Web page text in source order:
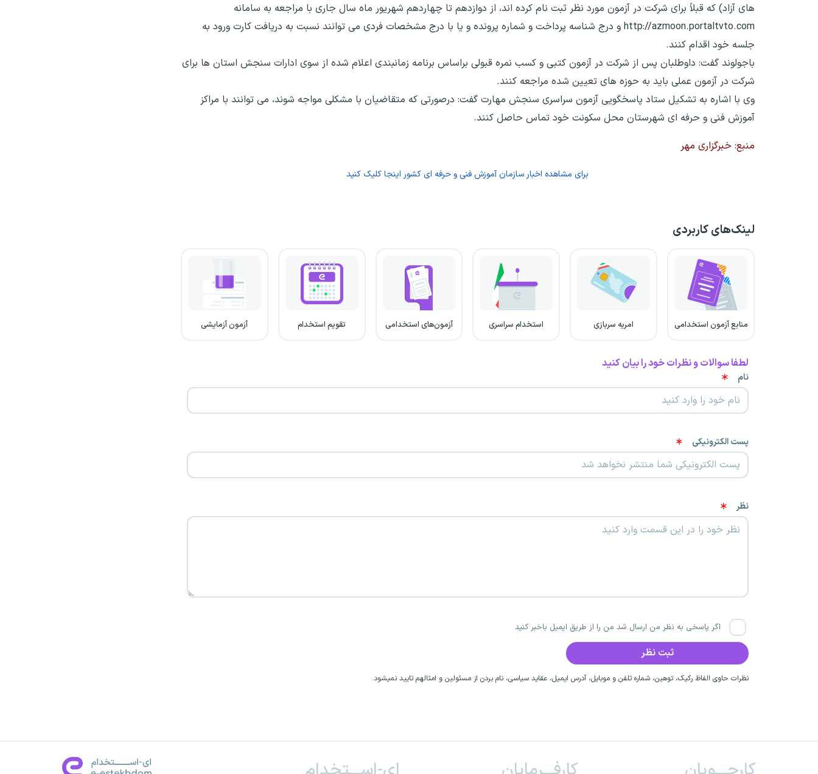
های آزاد) که قبلاً برای شرکت در آزمون مورد نظر ثبت نام کرده اند، از دوازدهم تا چهاردهم شهریور ماه سال جاری با مراجعه به سامانه
http://azmoon.portaltvto.com و درج شناسه پرداخت و شماره پرونده و یا با درج مشخصات فردی می توانند نسبت به دریافت کارت ورود به
جلسه خود اقدام کنند.
باجولوند گفت: داوطلبان پس از شرکت در آزمون کتبی و کسب نمره قبولی براساس برنامه زمانبندی اعلام شده از سوی ادارات سنجش استان ها برای
شرکت در آزمون عملی باید به حوزه های تعیین شده مراجعه کنند.
وی با اشاره به تشکیل ستاد پاسخگویی آزمون سراسری سنجش مهارت گفت: درصورتی که متقاضیان با مشکلی مواجه شوند، می توانند با مراکز
آموزش فنی و حرفه ای شهرستان محل سکونت خود تماس حاصل کنند.
منبع: خبرگزاری مهر
برای مشاهده اخبار سازمان آموزش فنی و حرفه ای کشور اینجا کلیک کنید
لینک‌های کاربردی
منابع آزمون استخدامی امریه سربازی استخدام سراسری آزمون‌های استخدامی تقویم استخدام آزمون آزمایشی
لطفا سوالات و نظرات خود را بیان کنید
نام
پست الکترونیکی
نظر
اگر پاسخی به نظر من ارسال شد من را از طریق ایمیل باخبر کنید
نظرات حاوی الفاظ رکیک، توهین، شماره تلفن و موبایل، آدرس ایمیل، عقاید سیاسی، نام بردن از مسئولین و امثالهم تایید نمیشود.